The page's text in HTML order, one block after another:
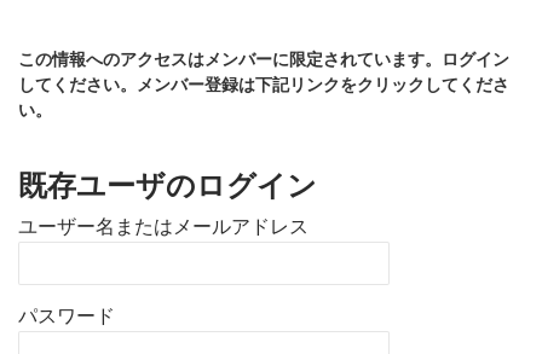
この情報へのアクセスはメンバーに限定されています。ログイン
してください。メンバー登録は下記リンクをクリックしてくださ
い。
既存ユーザのログイン
ユーザー名またはメールアドレス
パスワード